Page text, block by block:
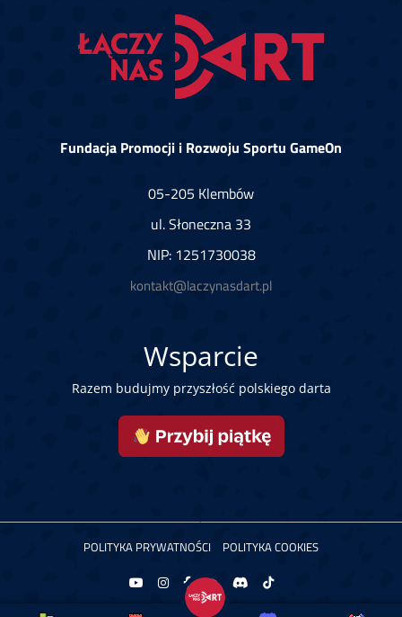
Fundacja Promocji i Rozwoju Sportu GameOn
05-205 Klembów
ul. Słoneczna 33
NIP: 1251730038
kontakt@laczynasdart.pl
Wsparcie
Razem budujmy przyszłość polskiego darta
POLITYKA PRYWATNOŚCI POLITYKA COOKIES